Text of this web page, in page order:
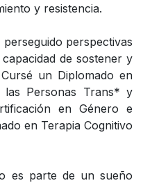
y resistencia.
perspectivas
de sostener y
un Diplomado en
las Personas Trans* y
en Género e
en Terapia Cognitivo
es parte de un sueño